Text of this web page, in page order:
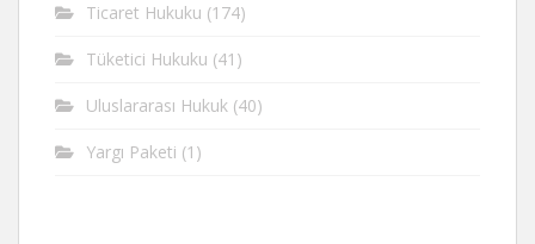
Ticaret Hukuku (174)
Tüketici Hukuku (41)
Uluslararası Hukuk (40)
Yargı Paketi (1)